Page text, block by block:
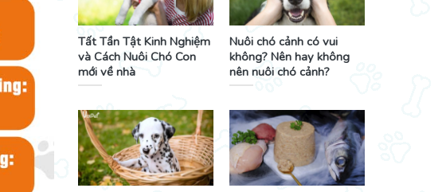
Tất Tần Tật Kinh Nghiệm
và Cách Nuôi Chó Con
mới về nhà
Nuôi chó cảnh có vui
không? Nên hay không
nên nuôi chó cảnh?